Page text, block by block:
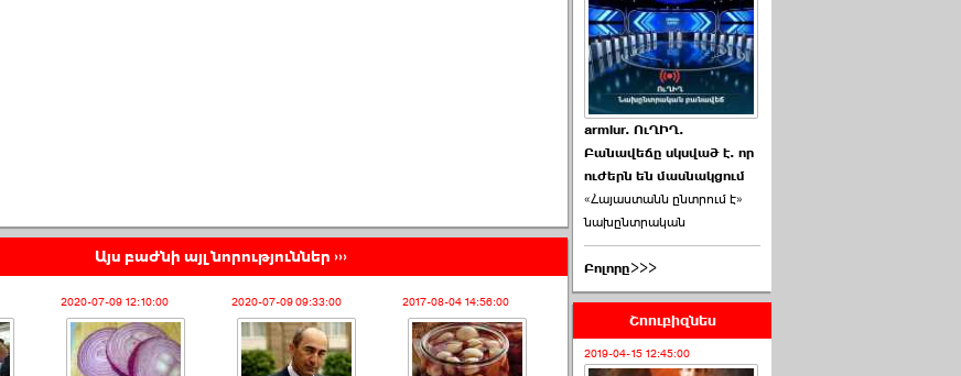
Այս բաժնի այլ նորություններ ›››
2020-07-09 12:10:00 2020-07-09 09:33:00 2017-08-04 14:56:00
armlur. ՈւՂԻՂ.
Բանավեճը սկսված է. որ
ուժերն են մասնակցում
«Հայաստանն ընտրում է»
նախընտրական
Բոլորը>>>
Շոուբիզնես
2019-04-15 12:45:00